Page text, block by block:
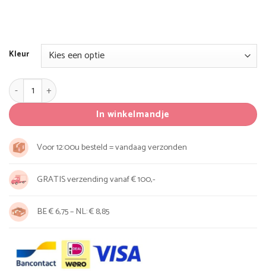
Kleur
Krabmeubel MyKotty Vigo aantal
In winkelmandje
Voor 12:00u besteld = vandaag verzonden
GRATIS verzending vanaf € 100,-
BE € 6,75 – NL: € 8,85